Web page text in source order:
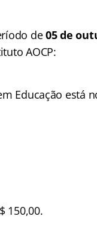
de05 de
AOCP:
Educação está
150,00.